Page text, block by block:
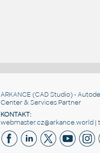
ARKANCE (CAD Studio) -
Center & Services Partner
KONTAKT:
webmaster.cz@arkance.world |